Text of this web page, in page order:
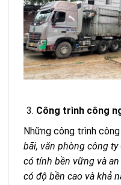
Công trình công
Những công trình
bãi, văn phòng công ty
có tính bền vững và an
có độ bền cao và khả